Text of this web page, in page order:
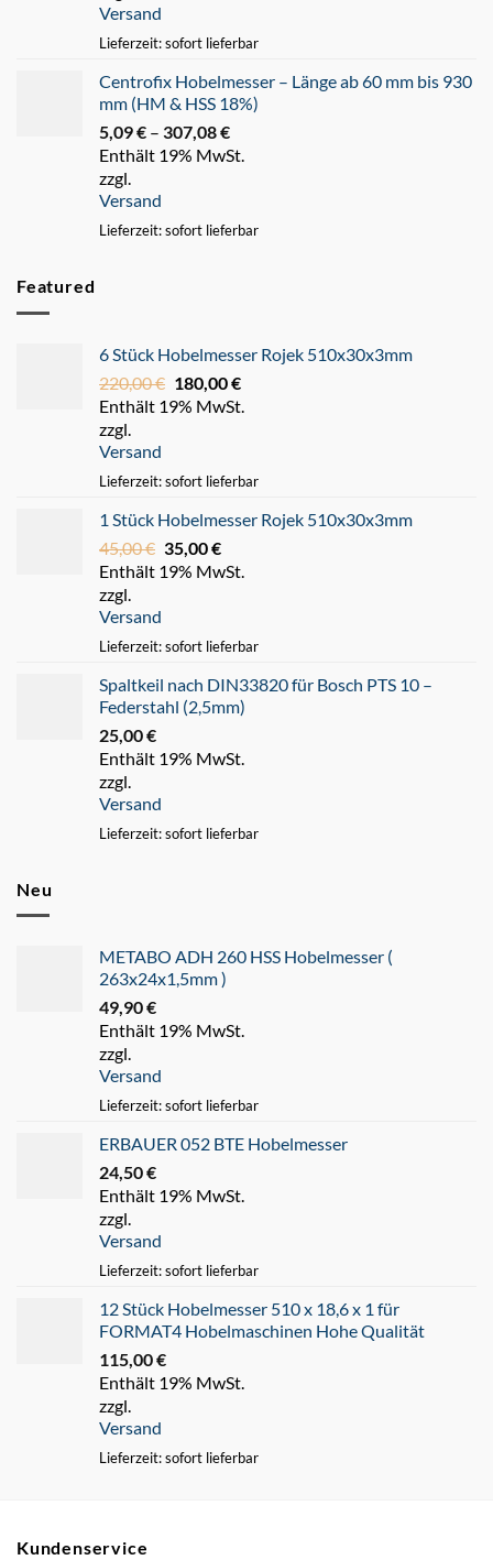
Versand
Lieferzeit: sofort lieferbar
Centrofix Hobelmesser – Länge ab 60 mm bis 930
mm (HM & HSS 18%)
5,09€ – 307,08€
5,09 €
Enthält 19% MwSt.
zzgl.
Versand
Lieferzeit: sofort lieferbar
Featured
6 Stück Hobelmesser Rojek 510x30x3mm
220,00€ Ursprünglicher
Preis
180,00€Aktueller
Preis
Enthält 19% MwSt.
zzgl.
Versand
Lieferzeit: sofort lieferbar
1 Stück Hobelmesser Rojek 510x30x3mm
45,00€ Ursprünglicher
Preis
35,00€Aktueller
Preis
Enthält 19% MwSt.
zzgl.
Versand
Lieferzeit: sofort lieferbar
Spaltkeil nach DIN33820 für Bosch PTS 10 –
Federstahl (2,5mm)
25,00€
Enthält 19% MwSt.
zzgl.
Versand
Lieferzeit: sofort lieferbar
Neu
METABO ADH 260 HSS Hobelmesser (
263x24x1,5mm )
49,90€
Enthält 19% MwSt.
zzgl.
Versand
Lieferzeit: sofort lieferbar
ERBAUER 052 BTE Hobelmesser
24,50€
Enthält 19% MwSt.
zzgl.
Versand
Lieferzeit: sofort lieferbar
12 Stück Hobelmesser 510 x 18,6 x 1 für
FORMAT4 Hobelmaschinen Hohe Qualität
115,00€
Enthält 19% MwSt.
zzgl.
Versand
Lieferzeit: sofort lieferbar
Kundenservice